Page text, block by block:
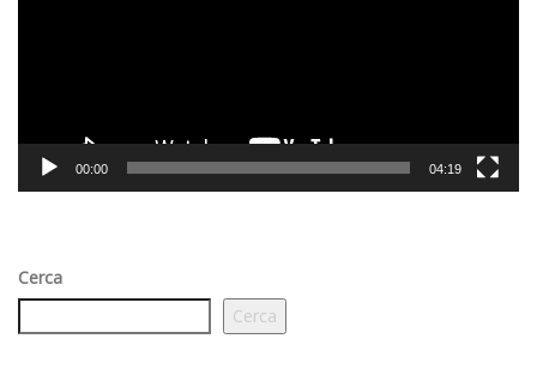
00:00 04:19
Cerca
Cerca